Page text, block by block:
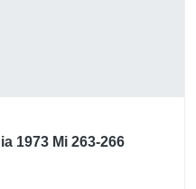
1973 Mi 263-266